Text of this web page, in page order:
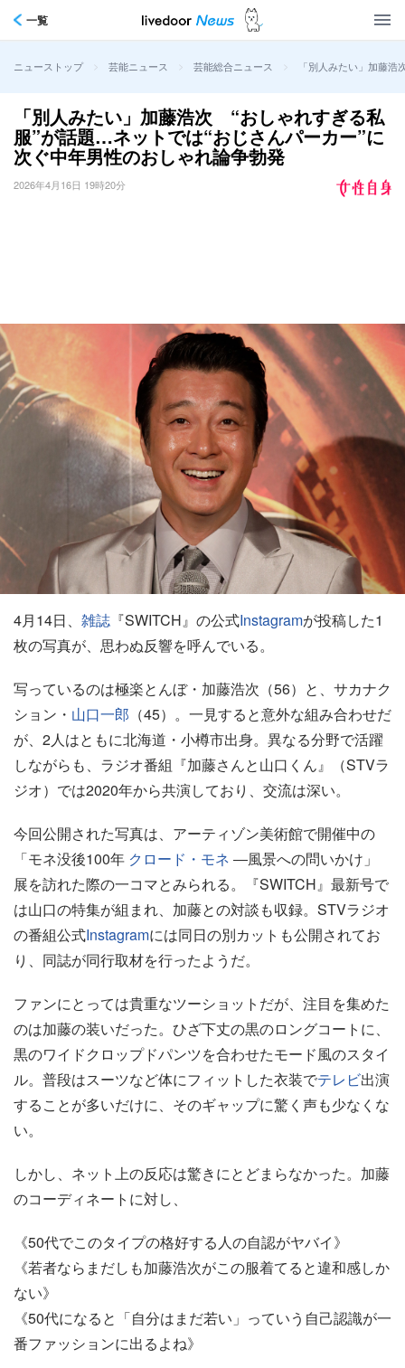
一覧
ニューストップ > 芸能ニュース > 芸能総合ニュース > 「別人みたい」加藤
「別人みたい」加藤浩次 “おしゃれすぎる私
服”が話題…ネットでは“おじさんパーカー”に
次ぐ中年男性のおしゃれ論争勃発
2026年4月16日 19時20分
4月14日、 雑誌 『SWITCH』の公式Instagramが投稿した1
枚の写真が、思わぬ反響を呼んでいる。
写っているのは極楽とんぼ・加藤浩次（56）と、サカナク
ション・ 山口一郎 （45）。一見すると意外な組み合わせだ
が、2人はともに北海道・小樽市出身。異なる分野で活躍
しながらも、ラジオ番組『加藤さんと山口くん』（STVラ
ジオ）では2020年から共演しており、交流は深い。
今回公開された写真は、アーティゾン美術館で開催中の
「モネ没後100年 クロード・モネ ―風景への問いかけ」
展を訪れた際の一コマとみられる。『SWITCH』最新号で
は山口の特集が組まれ、加藤との対談も収録。STVラジオ
の番組公式Instagramには同日の別カットも公開されてお
り、同誌が同行取材を行ったようだ。
ファンにとっては貴重なツーショットだが、注目を集めた
のは加藤の装いだった。ひざ下丈の黒のロングコートに、
黒のワイドクロップドパンツを合わせたモード風のスタイ
ル。普段はスーツなど体にフィットした衣装でテレビ出演
することが多いだけに、そのギャップに驚く声も少なくな
い。
しかし、ネット上の反応は驚きにとどまらなかった。加藤
のコーディネートに対し、
《50代でこのタイプの格好する人の自認がヤバイ》
《若者ならまだしも加藤浩次がこの服着てると違和感しか
ない》
《50代になると「自分はまだ若い」っていう自己認識が一
番ファッションに出るよね》